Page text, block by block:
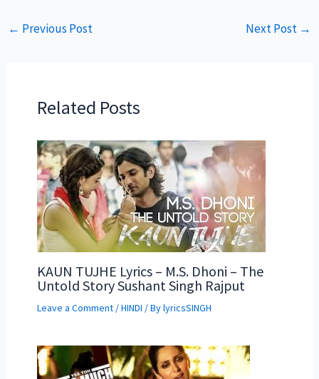
← Previous Post Next Post →
Related Posts
KAUN TUJHE Lyrics – M.S. Dhoni – The
Untold Story Sushant Singh Rajput
Leave a Comment /HINDI / BylyricsSINGH